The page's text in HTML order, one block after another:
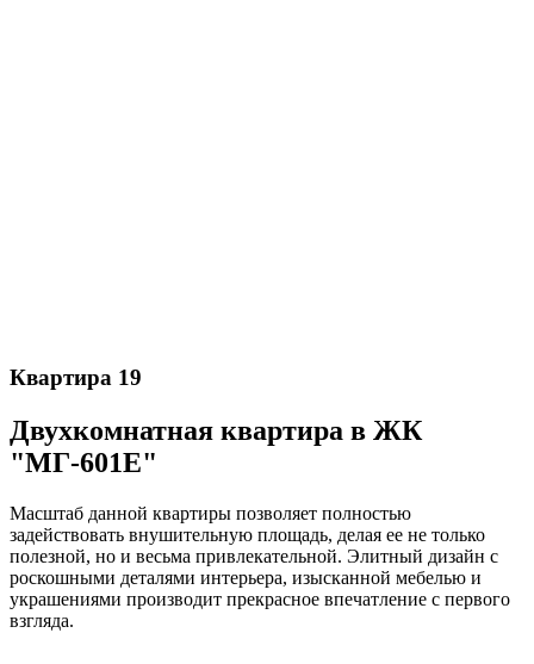
Квартира 19
Двухкомнатная квартира в ЖК
"МГ-601Е"
Масштаб данной квартиры позволяет полностью
задействовать внушительную площадь, делая ее не только
полезной, но и весьма привлекательной. Элитный дизайн с
роскошными деталями интерьера, изысканной мебелью и
украшениями производит прекрасное впечатление с первого
взгляда.